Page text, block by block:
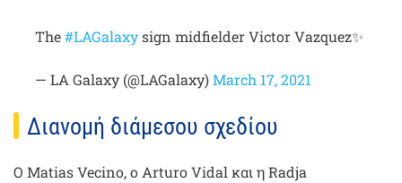
The#LAGalaxysign midfielder Victor Vazquez✨
— LA Galaxy (@LAGalaxy)March 17, 2021
Διανομή διάμεσου σχεδίου
Ο Matias Vecino, ο Arturo Vidal και η Radja